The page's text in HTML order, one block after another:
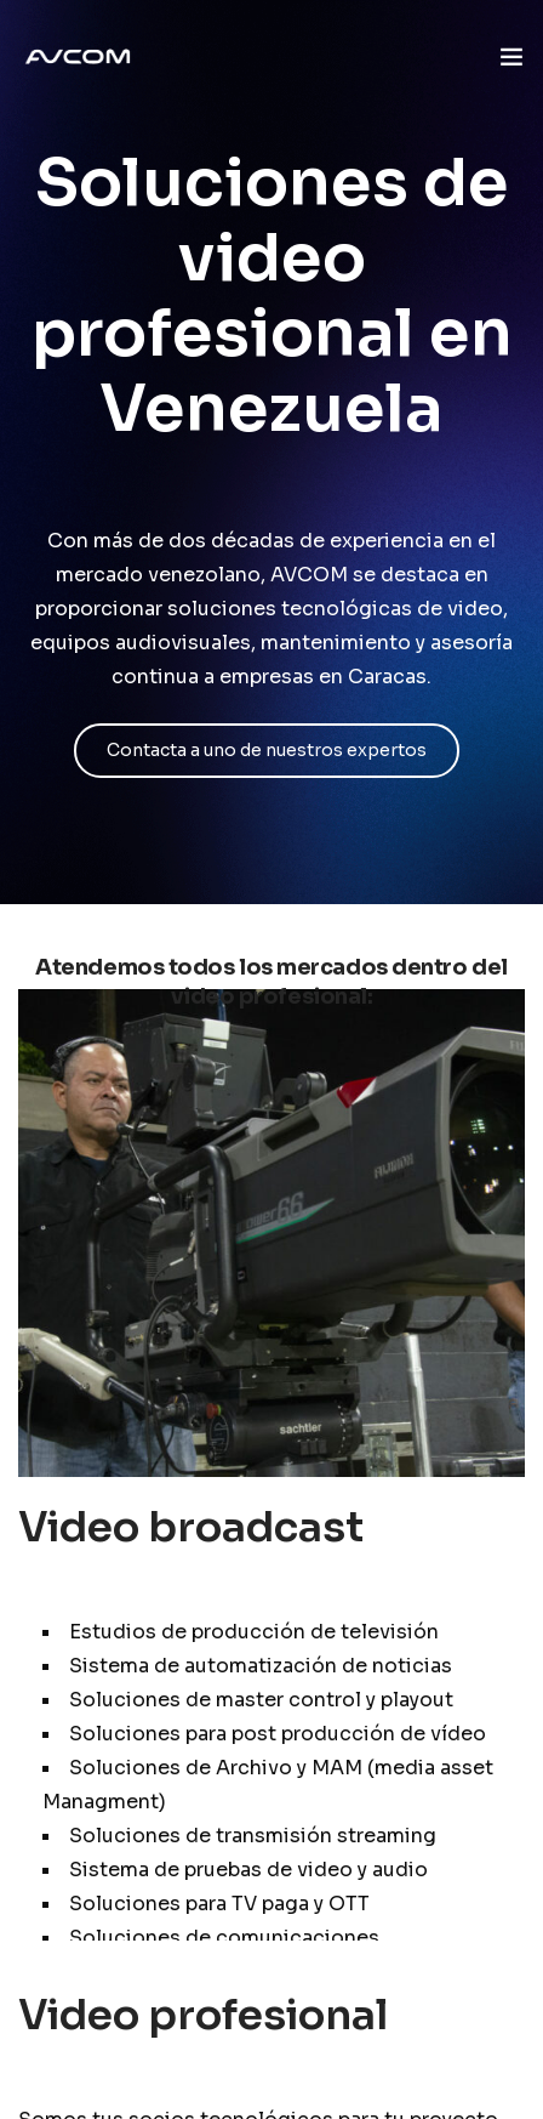
Quienes Somos
Soluciones
Contacto
Soluciones de
video
profesional en
Venezuela
Con más de dos décadas de experiencia en el
mercado venezolano, AVCOM se destaca en
proporcionar soluciones tecnológicas de video,
equipos audiovisuales, mantenimiento y asesoría
continua a empresas en Caracas.
Contacta a uno de nuestros expertos
Atendemos todos los mercados dentro del
video profesional:
Video broadcast
Estudios de producción de televisión
Sistema de automatización de noticias
Soluciones de master control y playout
Soluciones para post producción de vídeo
Soluciones de Archivo y MAM (media asset
Managment)
Soluciones de transmisión streaming
Sistema de pruebas de video y audio
Soluciones para TV paga y OTT
Soluciones de comunicaciones
Video profesional